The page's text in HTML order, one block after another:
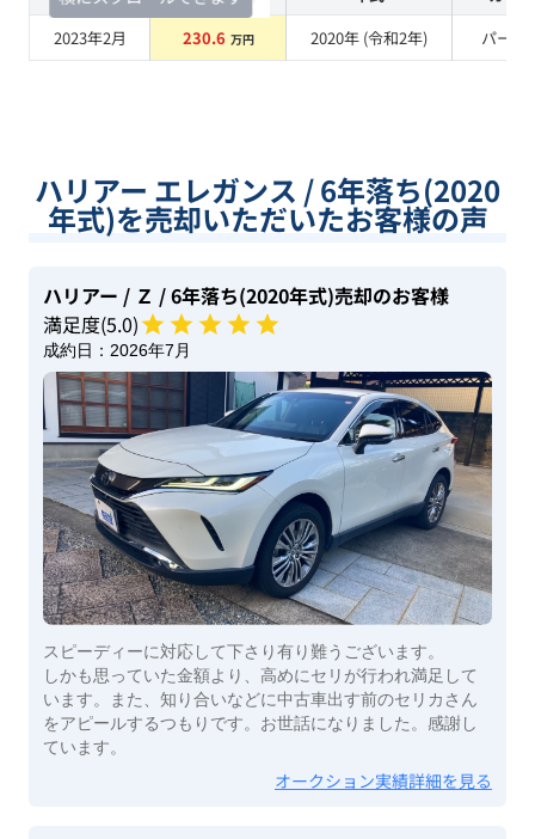
2023年2月
230.6 万円 2020年 (令和2年) パール
ハリアー エレガンス / 6年落ち(2020
年式)を売却いただいたお客様の声
ハリアー / Ｚ / 6年落ち(2020年式)売却のお客様
満足度(5.0)
成約日： 2026年7月
スピーディーに対応して下さり有り難うございます。
しかも思っていた金額より、高めにセリが行われ満足して
います。また、知り合いなどに中古車出す前のセリカさん
をアピールするつもりです。お世話になりました。感謝し
ています。
オークション実績詳細を見る